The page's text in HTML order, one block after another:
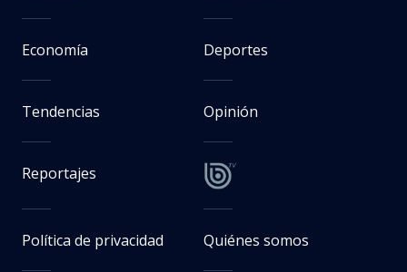
Economía Deportes
Tendencias Opinión
Reportajes
Política de privacidad Quiénes somos